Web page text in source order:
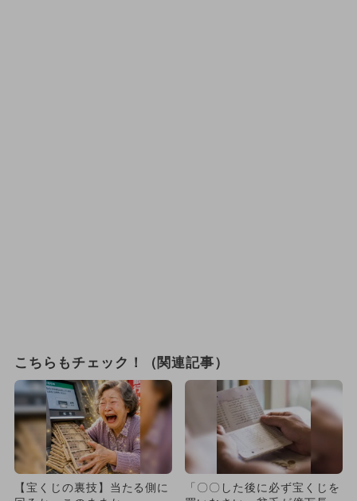
こちらもチェック！（関連記事）
【宝くじの裏技】当たる側に
「〇〇した後に必ず宝くじを